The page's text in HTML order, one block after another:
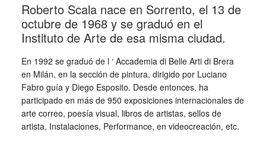
Roberto Scala nace en Sorrento, el 13 de
octubre de 1968 y se graduó en el
Instituto de Arte de esa misma ciudad.
En 1992 se graduó de l ‘ Accademia di Belle Arti di Brera
en Milán, en la sección de pintura, dirigido por Luciano
Fabro guía y Diego Esposito. Desde entonces, ha
participado en más de 950 exposiciones internacionales de
arte correo, poesía visual, libros de artistas, sellos de
artista, Instalaciones, Performance, en videocreación, etc.